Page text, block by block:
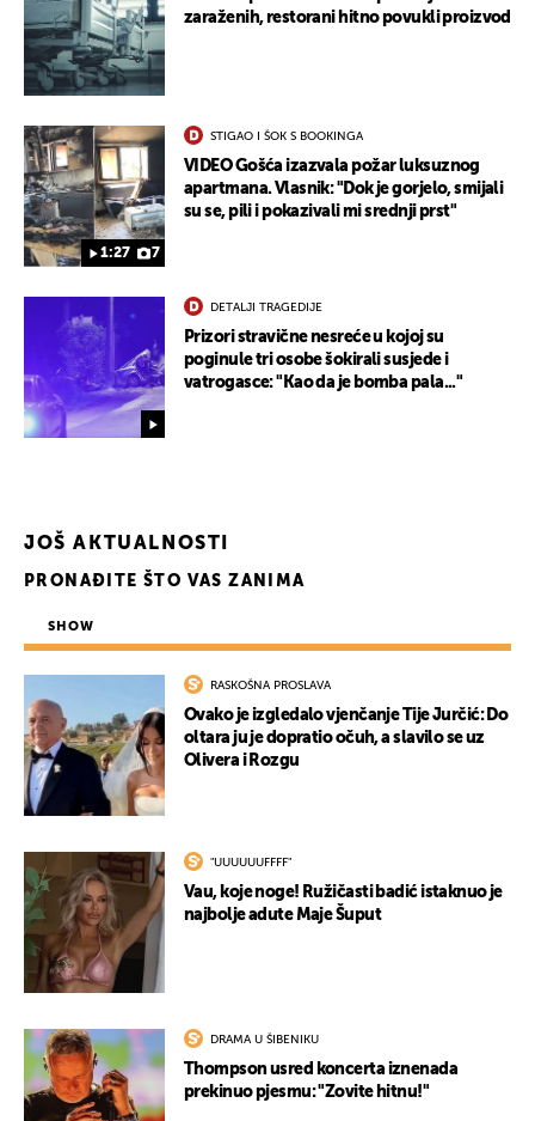
zaraženih, restorani hitno povukli proizvod
1:27 7
STIGAO I ŠOK S BOOKINGA
VIDEO Gošća izazvala požar luksuznog
apartmana. Vlasnik: "Dok je gorjelo, smijali
su se, pili i pokazivali mi srednji prst"
DETALJI TRAGEDIJE
Prizori stravične nesreće u kojoj su
poginule tri osobe šokirali susjede i
vatrogasce: "Kao da je bomba pala..."
JOŠ AKTUALNOSTI
PRONAĐITE ŠTO VAS ZANIMA
SHOW
RASKOŠNA PROSLAVA
Ovako je izgledalo vjenčanje Tije Jurčić: Do
oltara ju je dopratio očuh, a slavilo se uz
Olivera i Rozgu
"UUUUUUFFFF"
Vau, koje noge! Ružičasti badić istaknuo je
najbolje adute Maje Šuput
DRAMA U ŠIBENIKU
Thompson usred koncerta iznenada
prekinuo pjesmu: "Zovite hitnu!"
UKLJUČITE NOTIFIKACIJE